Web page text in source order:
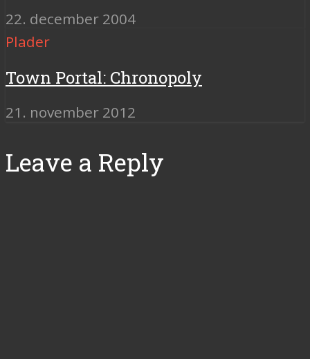
22. december 2004
Plader
Town Portal: Chronopoly
21. november 2012
Leave a Reply